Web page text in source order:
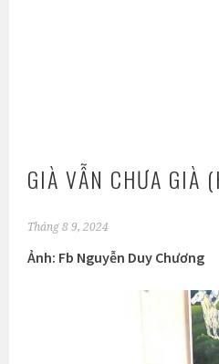
GIÀ VẪN CHƯA GIÀ
Tháng 8 9, 2024
Ảnh: Fb Nguyễn Duy Chương